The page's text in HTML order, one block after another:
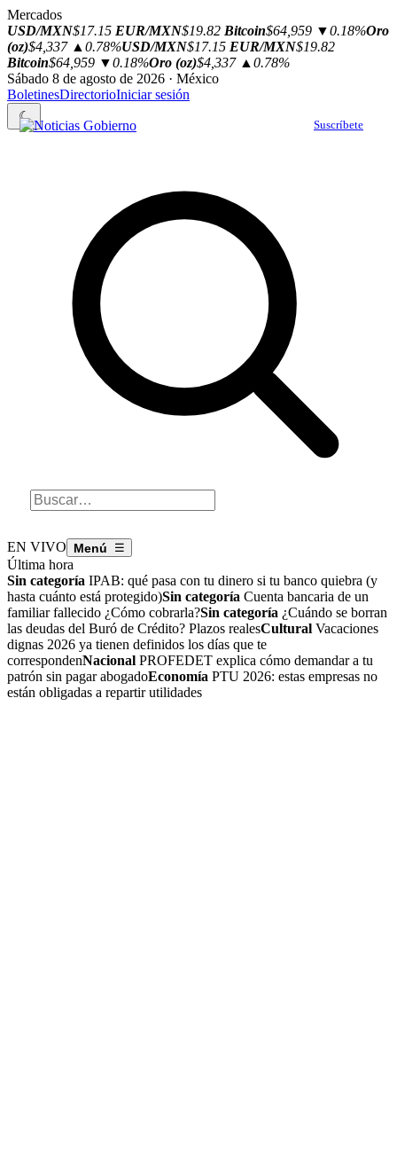
Mercados
USD/MXN$17.15 EUR/MXN$19.82 Bitcoin$64,959 ▼0.18%Oro
(oz)$4,337 ▲0.78%USD/MXN$17.15 EUR/MXN$19.82
Bitcoin$64,959 ▼0.18%Oro (oz)$4,337 ▲0.78%
Sábado 8 de agosto de 2026 · México
BoletinesDirectorioIniciar sesión
☾
Suscríbete
EN VIVO ☰
Última hora
Sin categoría IPAB: qué pasa con tu dinero si tu banco quiebra (y
hasta cuánto está protegido)Sin categoría Cuenta bancaria de un
familiar fallecido ¿Cómo cobrarla?Sin categoría ¿Cuándo se borran
las deudas del Buró de Crédito? Plazos realesCultural Vacaciones
dignas 2026 ya tienen definidos los días que te
correspondenNacional PROFEDET explica cómo demandar a tu
patrón sin pagar abogadoEconomía PTU 2026: estas empresas no
están obligadas a repartir utilidades